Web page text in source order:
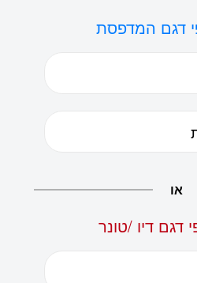
דגם המדפסת
או
דגם דיו /טונר